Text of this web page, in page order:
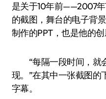
是关于10年前——2007年
的截图，舞台的电子背
制作的PPT，也是他的创
“每隔一段时间，就
现。”在其中一张截图的
字幕。